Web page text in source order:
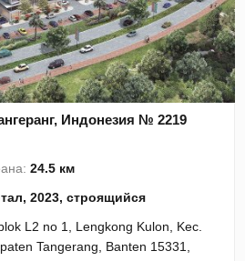
Индонезия № 2219
24.5 км
2023, строящийся
L2 no 1, Lengkong Kulon, Kec.
Tangerang, Banten 15331,